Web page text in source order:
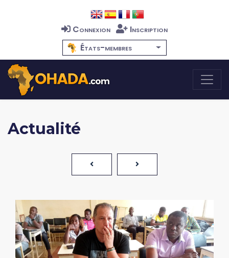
Connexion
Inscription
États-membres
Actualité